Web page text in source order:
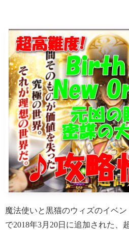
魔法使いと黒猫のウィズのイベン
で2018年3月20日に追加された、